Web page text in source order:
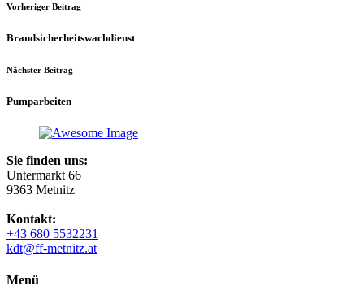
Vorheriger Beitrag
Brandsicherheitswachdienst
Nächster Beitrag
Pumparbeiten
Sie finden uns:
Untermarkt 66
9363 Metnitz
Kontakt:
+43 680 5532231
kdt@ff-metnitz.at
Menü